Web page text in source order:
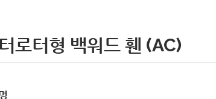
로터형 백워드 휀 (AC)